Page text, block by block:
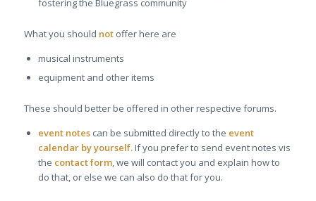
fostering the Bluegrass community
What you should notoffer here are
musical instruments
equipment and other items
These should better be offered in other respective forums.
event notes can be submitted directly to the event
calendar by yourself.If you prefer to send event notes vis
the contact form, we will contact you and explain how to
do that, or else we can also do that for you.